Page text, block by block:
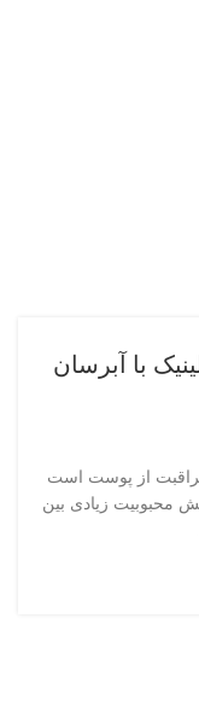
کلینیک با آبرسان
از پوست است
محبوبیت زیادی بین